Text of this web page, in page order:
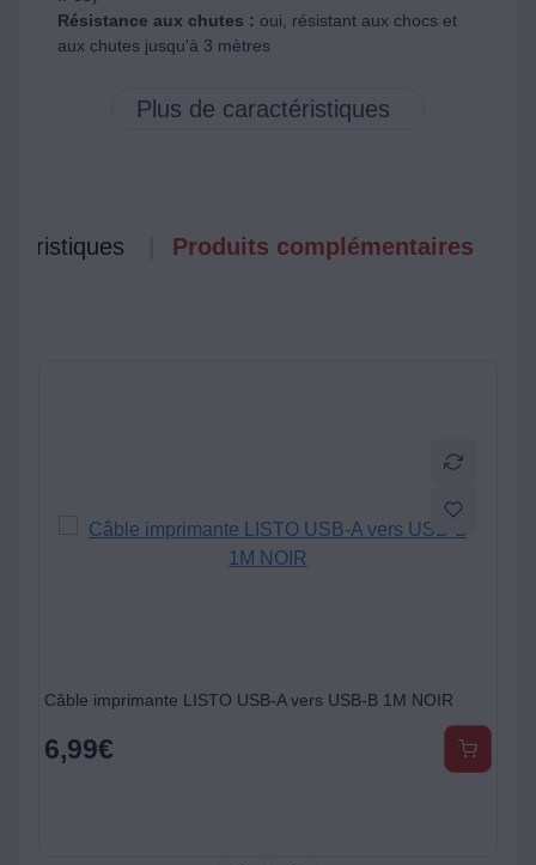
Résistance aux chutes : oui, résistant aux chocs et
aux chutes jusqu'à 3 mètres
Produits complémentaires
Câble imprimante LISTO USB-A vers USB-B 1M NOIR
6,99€